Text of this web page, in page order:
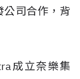
公司合作，背
成立奈樂集